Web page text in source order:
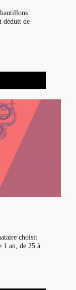
déduit de
choisit
1 an, de 25 à